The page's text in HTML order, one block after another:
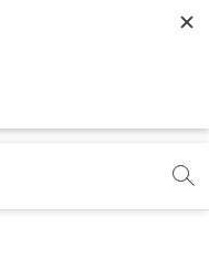
| CAMPAIGN |